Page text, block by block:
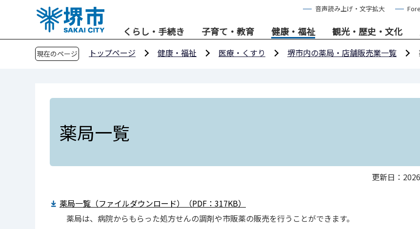
音声読み上げ・文字拡大
くらし・手続き 子育て・教育 健康・福祉 観光・歴史・文化
現在のページ トップページ 健康・福祉 医療・くすり 堺市内の薬局・店舗販売業一覧
薬局一覧
更新日：
薬局一覧（ファイルダウンロード）（PDF：317KB）
薬局は、病院からもらった処方せんの調剤や市販薬の販売を行うことができます。